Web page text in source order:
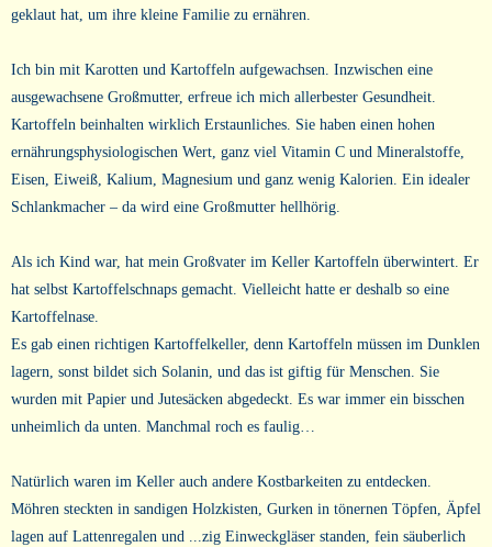
geklaut hat, um ihre kleine Familie zu ernähren.
Ich bin mit Karotten und Kartoffeln aufgewachsen. Inzwischen eine
ausgewachsene Großmutter, erfreue ich mich allerbester Gesundheit.
Kartoffeln beinhalten wirklich Erstaunliches. Sie haben einen hohen
ernährungsphysiologischen Wert, ganz viel Vitamin C und Mineralstoffe,
Eisen, Eiweiß, Kalium, Magnesium und ganz wenig Kalorien. Ein idealer
Schlankmacher – da wird eine Großmutter hellhörig.
Als ich Kind war, hat mein Großvater im Keller Kartoffeln überwintert. Er
hat selbst Kartoffelschnaps gemacht. Vielleicht hatte er deshalb so eine
Kartoffelnase.
Es gab einen richtigen Kartoffelkeller, denn Kartoffeln müssen im Dunklen
lagern, sonst bildet sich Solanin, und das ist giftig für Menschen. Sie
wurden mit Papier und Jutesäcken abgedeckt. Es war immer ein bisschen
unheimlich da unten. Manchmal roch es faulig…
Natürlich waren im Keller auch andere Kostbarkeiten zu entdecken.
Möhren steckten in sandigen Holzkisten, Gurken in tönernen Töpfen, Äpfel
lagen auf Lattenregalen und ...zig Einweckgläser standen, fein säuberlich